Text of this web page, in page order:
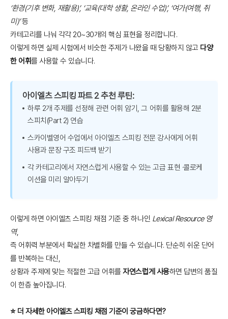
‘환경(기후 변화, 재활용)’, ‘교육(대학 생활, 온라인 수업)’, ‘여가(여행, 취
미)’등
카테고리를 나눠 각각 20~30개의 핵심 표현을 정리합니다.
이렇게 하면 실제 시험에서 비슷한 주제가 나왔을 때 당황하지 않고 다양
한 어휘를 사용할 수 있습니다.
아이엘츠 스피킹 파트 2 추천 루틴:
하루 2개 주제를 선정해 관련 어휘 암기, 그 어휘를 활용해 2분
스피치(Part 2) 연습
스카이벨영어 수업에서 아이엘츠 스피킹 전문 강사에게 어휘
사용과 문장 구조 피드백 받기
각 카테고리에서 자연스럽게 사용할 수 있는 고급 표현 ·콜로케
이션을 미리 알아두기
이렇게 하면 아이엘츠 스피킹 채점 기준 중 하나인 Lexical Resource 영
역,
즉 어휘력 부분에서 확실한 차별화를 만들 수 있습니다. 단순히 쉬운 단어
를 반복하는 대신,
상황과 주제에 맞는 적절한 고급 어휘를자연스럽게 사용하면 답변의 품질
이 한층 높아집니다.
⭐️ 더 자세한 아이엘츠 스피킹 채점 기준이 궁금하다면?